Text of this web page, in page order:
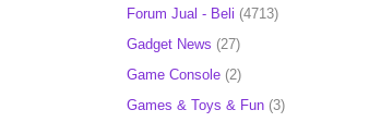
Forum Jual - Beli (4713)
Gadget News (27)
Game Console (2)
Games & Toys & Fun (3)